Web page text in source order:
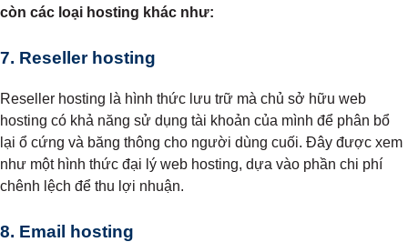
còn các loại hosting khác như:
7. Reseller hosting
Reseller hosting là hình thức lưu trữ mà chủ sở hữu web
hosting có khả năng sử dụng tài khoản của mình để phân bổ
lại ổ cứng và băng thông cho người dùng cuối. Đây được xem
như một hình thức đại lý web hosting, dựa vào phần chi phí
chênh lệch để thu lợi nhuận.
8. Email hosting